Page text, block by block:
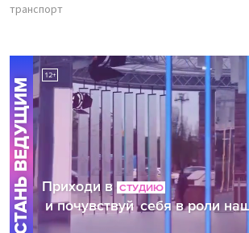
транспорт